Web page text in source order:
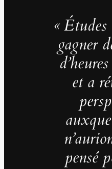
«
gagner
et a
pensé